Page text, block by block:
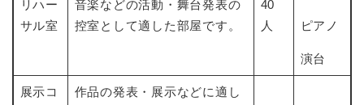
リハー
サル室
音楽などの活動・舞台発表の
控室として適した部屋です。
40
人
ピアノ
演台
展示コ
作品の発表・展示などに適し